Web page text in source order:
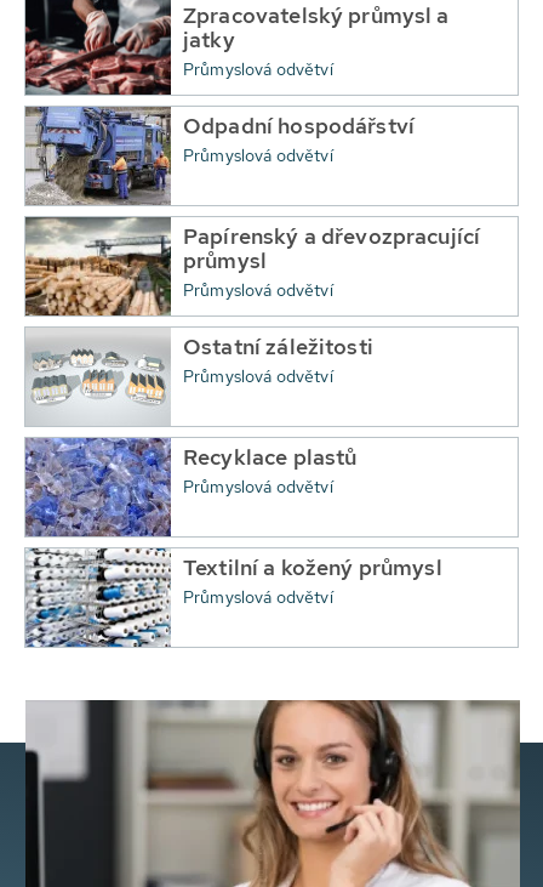
Zpracovatelský průmysl a
jatky
Průmyslová odvětví
Odpadní hospodářství
Průmyslová odvětví
Papírenský a dřevozpracující
průmysl
Průmyslová odvětví
Ostatní záležitosti
Průmyslová odvětví
Recyklace plastů
Průmyslová odvětví
Textilní a kožený průmysl
Průmyslová odvětví